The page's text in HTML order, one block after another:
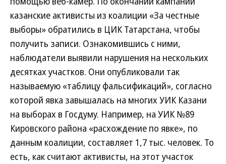
казанские активисты из коалиции «За честные
выборы» обратились в ЦИК Татарстана, чтобы
получить записи. Ознакомившись с ними,
наблюдатели выявили нарушения на нескольких
десятках участков. Они опубликовали так
называемую «таблицу фальсификаций», согласно
которой явка завышалась на многих УИК Казани
на выборах в Госдуму. Например, на УИК №89
Кировского района «расхождение по явке», по
данным коалиции, составляет 1,7 тыс. человек. То
есть, как считают активисты, на этот участок